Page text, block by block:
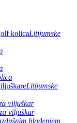
Litijumske
Litijumske
viljuškar
viljuškar
hlađenjem